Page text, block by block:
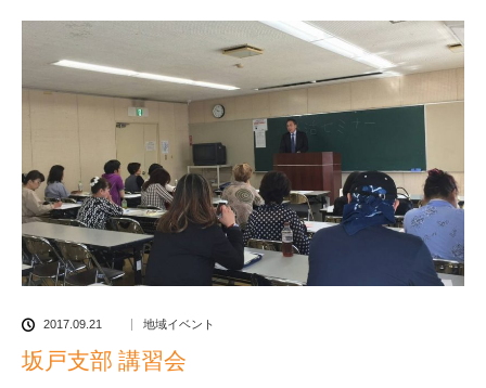
2017.09.21 地域イベント
坂戸支部 講習会